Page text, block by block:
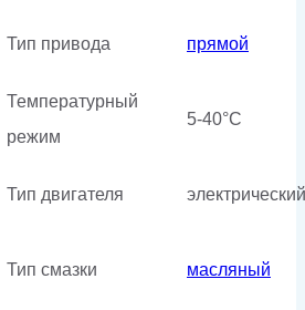
Тип привода прямой
Температурный
режим
5-40°C
Тип двигателя электрический
Тип смазки масляный